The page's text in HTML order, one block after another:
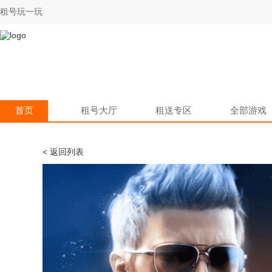
租号玩一玩
首页 租号大厅 租送专区 全部游戏
< 返回列表